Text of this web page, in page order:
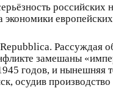
Рассуждая
замешаны
годов, и нынешняя
осудив